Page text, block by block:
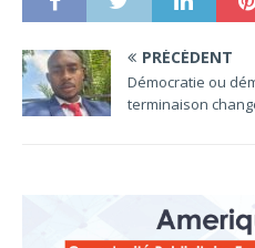
PRÉCÉDENT
Démocratie ou
terminaison